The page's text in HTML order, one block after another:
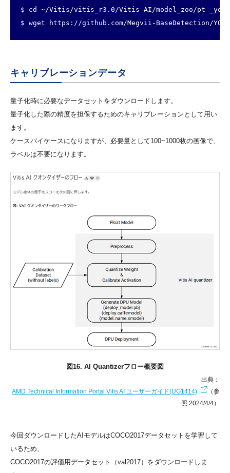
$ cd ~/Vitis/vitis_r3.0/Vitis-AI/model_zoo/pt _yolox-
$ wget https://github.com/Megvii-BaseDetection/
キャリブレーションデータ
量子化時に必要なデータセットをダウンロードします。
量子化した際の精度を担保するためのキャリブレーションとして用い
ます。
ケースバイケースになりますが、必要量として100~1000枚の画像で、
ラベルは不要になります。
図16. AI Quantizerフロー概要図
出典：
AMD Technical Information Portal Vitis AI ユーザーガイド(UG1414)
（参
照 2024/4/4）
今回ダウンロードしたAIモデルはCOCO2017データセットを学習して
いるため、
COCO2017の評価用データセット（val2017）をダウンロードしま